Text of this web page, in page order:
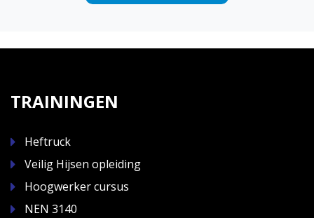
TRAININGEN
Heftruck
Veilig Hijsen opleiding
Hoogwerker cursus
NEN 3140